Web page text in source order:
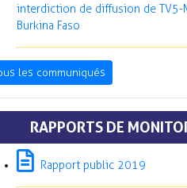
interdiction de diffusion de TV5-
Burkina Faso
les communiqués
RAPPORTS DE
Rapport public 2019